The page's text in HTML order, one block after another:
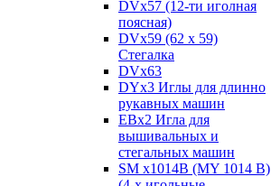
DVx57 (12-ти иголная
поясная)
DVx59 (62 x 59)
Стегалка
DVx63
DYx3 Иглы для длинно
рукавных машин
EBx2 Игла для
вышивальных и
стегальных машин
SM x1014B (MY 1014 B)